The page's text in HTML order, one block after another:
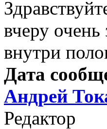
вчеру очень
внутри
Дата
Андрей
Редактор